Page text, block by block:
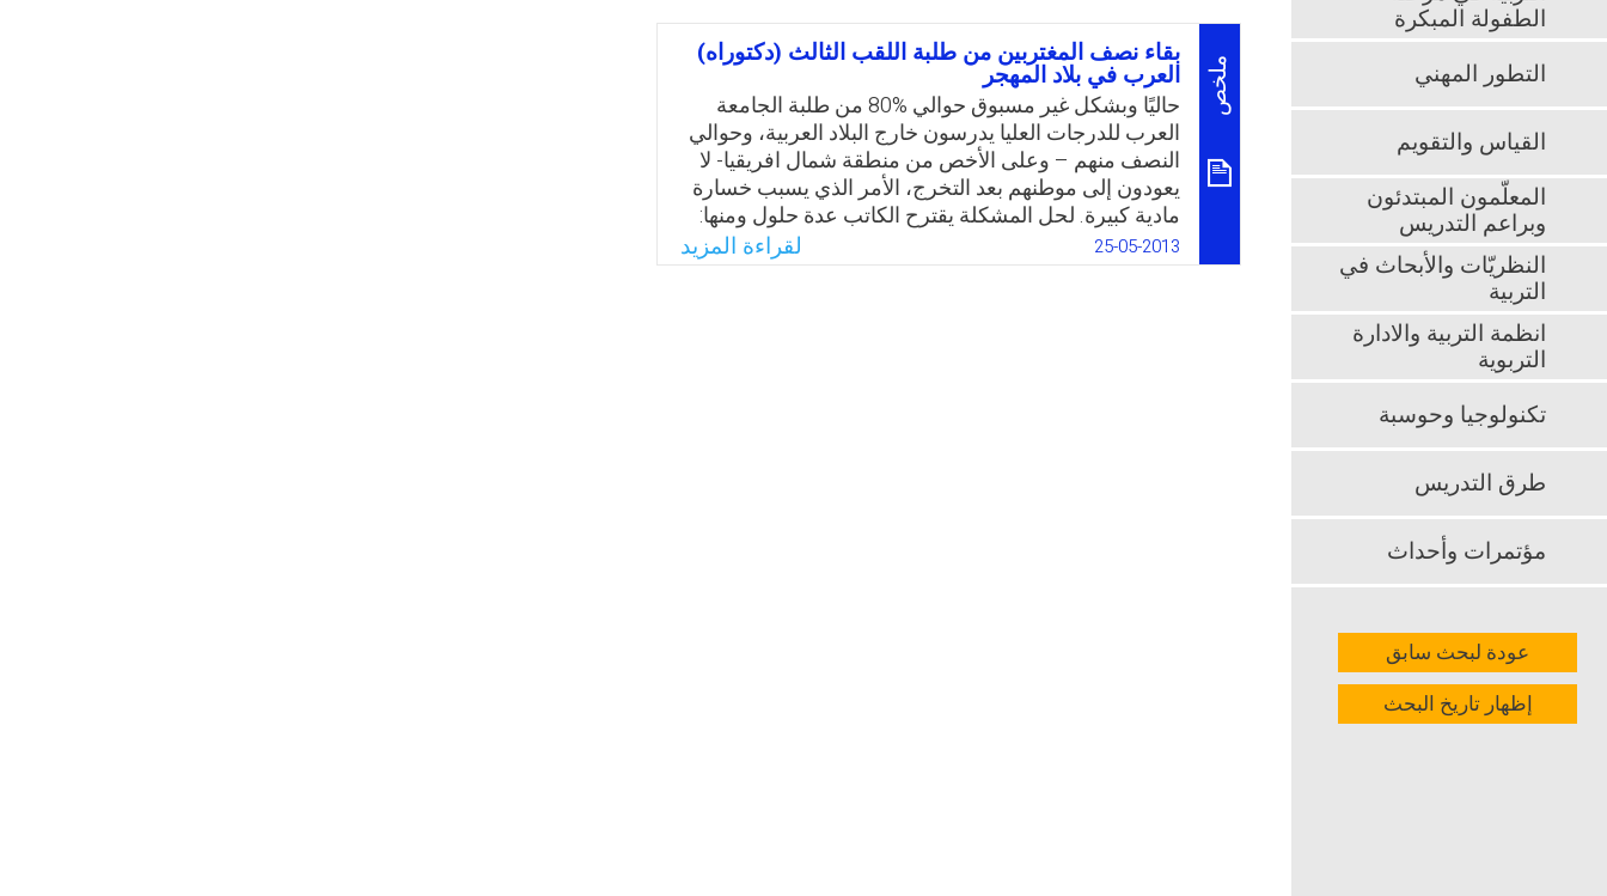
ملخص
بقاء نصف المغتربين من طلبة اللقب الثالث (دكتوراه)
العرب في بلاد المهجر
حاليًا وبشكل غير مسبوق حوالي %80 من طلبة الجامعة
العرب للدرجات العليا يدرسون خارج البلاد العربية، وحوالي
النصف منهم – وعلى الأخص من منطقة شمال افريقيا- لا
يعودون إلى موطنهم بعد التخرج، الأمر الذي يسبب خسارة
مادية كبيرة. لحل المشكلة يقترح الكاتب عدة حلول ومنها:
تحويل الموارد، تزويد ألأمم الأفريقية بالتكنولوجيا والمعرفة
عن طريق تبادل الموظفين والطلبة وغير ذلك.
25-05-2013 لقراءة المزيد
الطفولة المبكرة
التطور المهني
القياس والتقويم
المعلّمون المبتدئون
وبراعم التدريس
النظريّات والأبحاث في
التربية
انظمة التربية والادارة
التربوية
تكنولوجيا وحوسبة
طرق التدريس
مؤتمرات وأحداث
عودة لبحث سابق
إظهار تاريخ البحث